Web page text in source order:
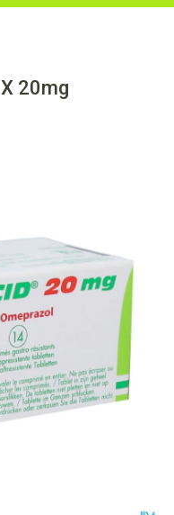
20mg